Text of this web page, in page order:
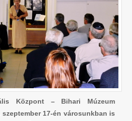
Központ – Bihari Múzeum
szeptember 17-én városunkban is